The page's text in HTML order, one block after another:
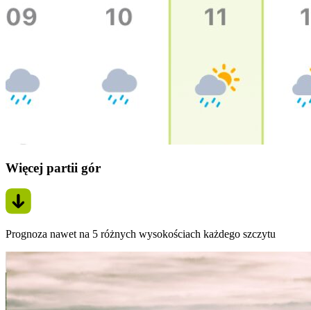
Więcej partii gór
Prognoza nawet na 5 różnych wysokościach każdego szczytu